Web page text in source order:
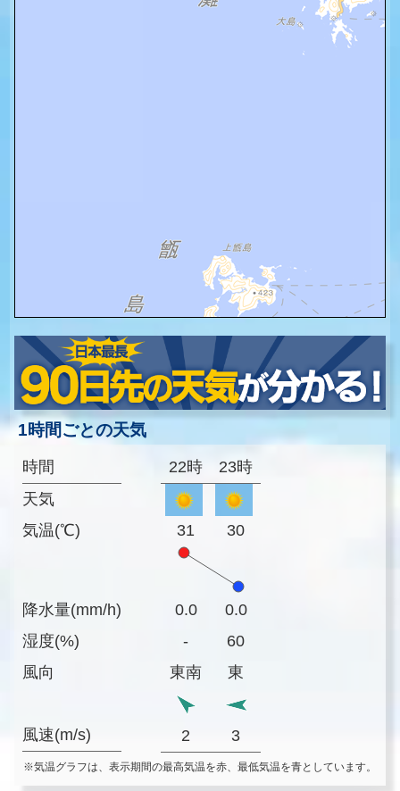
1時間ごとの天気
時間
天気
気温(℃)
降水量(mm/h)
湿度(%)
風向
風速(m/s)
22時 23時
31 30
0.0
0.0
-
60
東南
東
2 3
※気温グラフは、表示期間の最高気温を赤、最低気温を青としています。